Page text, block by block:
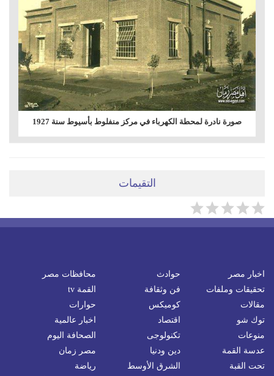
صورة نادرة لمحطة الكهرباء في مركز منفلوط بأسيوط سنة 1927
التقيمات
اخبار مصر حوادث
محافظات مصر
تحقيقات وملفات
فن وثقافة
القمة tv
مقالات
كوميكس
حوارات
توك شو
اقتصاد
اخبار عالمية
منوعات
تكنولوجى
الصحافة اليوم
عدسة القمة
دين ودنيا
مصر زمان
تحت القبة
الشرق الأوسط
رياضة